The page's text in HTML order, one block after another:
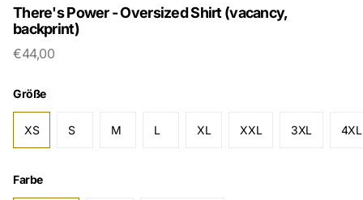
There's Power - Oversized Shirt (vacancy,
backprint)
€44,00
Größe
XS S M L XL XXL 3XL 4XL
Farbe